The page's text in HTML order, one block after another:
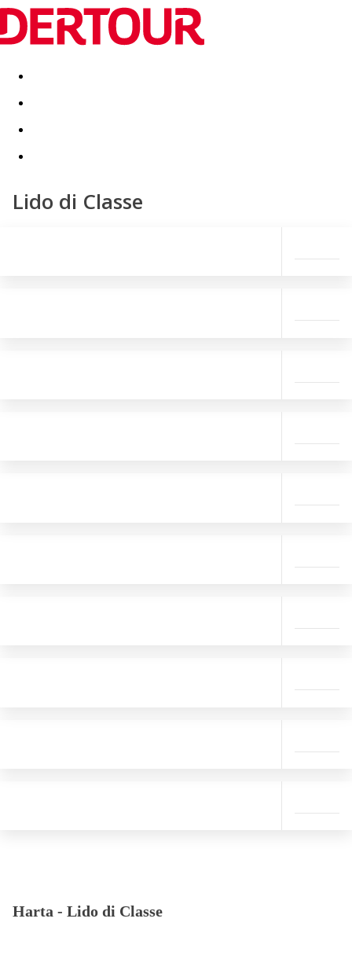
Destinatii Vacanta perfecta OFERTE DE NERATAT
Lido di Classe
Harta - Lido di Classe